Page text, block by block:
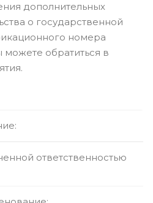
дополнительных
о государственной
номера
можете обратиться в
ответственностью